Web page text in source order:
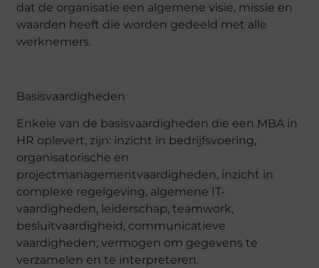
dat de organisatie een algemene visie, missie en
waarden heeft die worden gedeeld met alle
werknemers.
Basisvaardigheden
Enkele van de basisvaardigheden die een MBA in
HR oplevert, zijn: inzicht in bedrijfsvoering,
organisatorische en
projectmanagementvaardigheden, inzicht in
complexe regelgeving, algemene IT-
vaardigheden, leiderschap, teamwork,
besluitvaardigheid, communicatieve
vaardigheden, vermogen om gegevens te
verzamelen en te interpreteren.